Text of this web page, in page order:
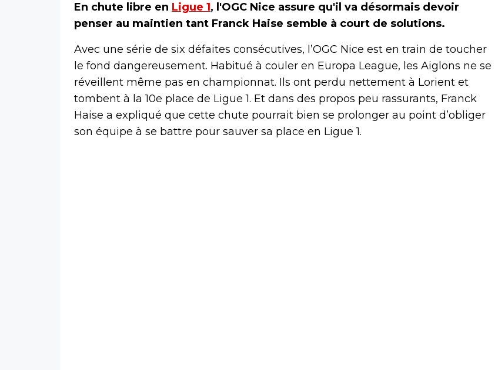
En chute libre en Ligue 1, l'OGC Nice assure qu'il va désormais devoir
penser au maintien tant Franck Haise semble à court de solutions.
Avec une série de six défaites consécutives, l’OGC Nice est en train de toucher
le fond dangereusement. Habitué à couler en Europa League, les Aiglons ne se
réveillent même pas en championnat. Ils ont perdu nettement à Lorient et
tombent à la 10e place de Ligue 1. Et dans des propos peu rassurants, Franck
Haise a expliqué que cette chute pourrait bien se prolonger au point d’obliger
son équipe à se battre pour sauver sa place en Ligue 1.